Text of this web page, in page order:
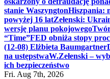
stanie WaszyngtonHiszpania:
powyżej 16 latZełenski:
wersję planu pokojowego
“Time”FED obniża stopy
(12-08) Elżbieta Baumgartner
na ustępstwaW.Zełenski –
ich bezpieczeństwo
Fri. Aug 7th, 2026